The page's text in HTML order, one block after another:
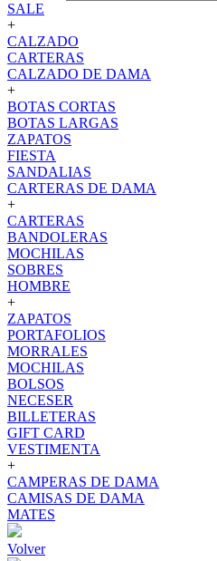
SALE
+
CALZADO
CARTERAS
CALZADO DE DAMA
+
BOTAS CORTAS
BOTAS LARGAS
ZAPATOS
FIESTA
SANDALIAS
CARTERAS DE DAMA
+
CARTERAS
BANDOLERAS
MOCHILAS
SOBRES
HOMBRE
+
ZAPATOS
PORTAFOLIOS
MORRALES
MOCHILAS
BOLSOS
NECESER
BILLETERAS
GIFT CARD
VESTIMENTA
+
CAMPERAS DE DAMA
CAMISAS DE DAMA
MATES
Volver